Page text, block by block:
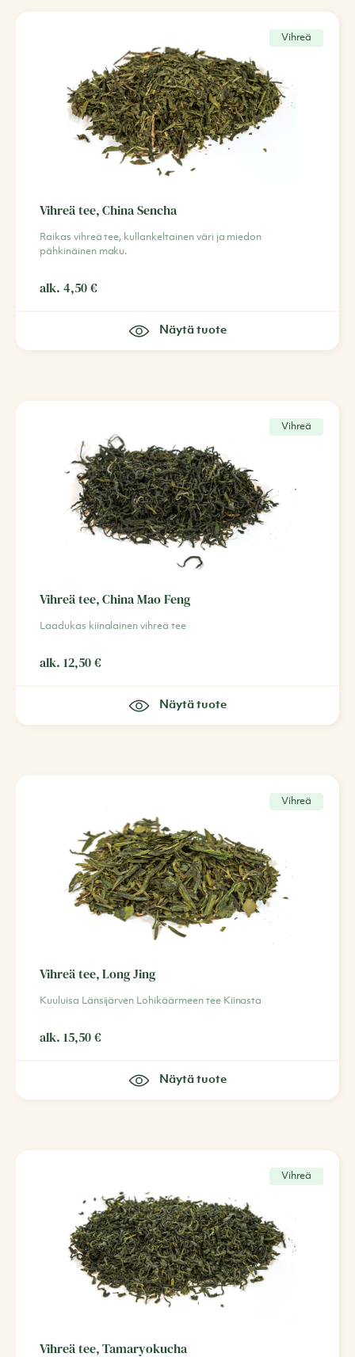
Vihreä
Vihreä tee, China Sencha
Raikas vihreä tee, kullankeltainen väri ja miedon
pähkinäinen maku.
alk. 4,50€
Näytä tuote
Vihreä
Vihreä tee, China Mao Feng
Laadukas kiinalainen vihreä tee
alk. 12,50€
Näytä tuote
Vihreä
Vihreä tee, Long Jing
Kuuluisa Länsijärven Lohikäärmeen tee Kiinasta
alk. 15,50€
Näytä tuote
Vihreä
Vihreä tee, Tamaryokucha